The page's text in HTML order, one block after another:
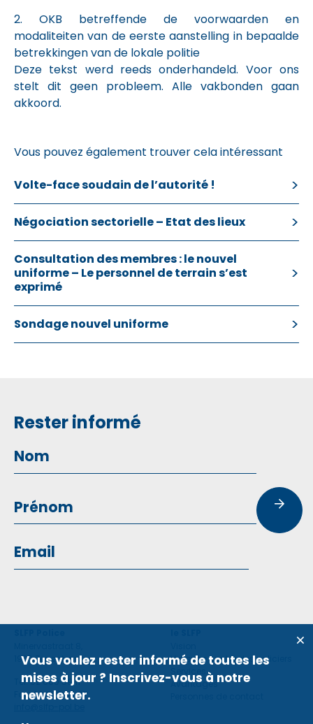
2. OKB betreffende de voorwaarden en
modaliteiten van de eerste aanstelling in bepaalde
betrekkingen van de lokale politie
Deze tekst werd reeds onderhandeld. Voor ons
stelt dit geen probleem. Alle vakbonden gaan
akkoord.
Vous pouvez également trouver cela intéressant
Volte-face soudain de l’autorité !
Négociation sectorielle – Etat des lieux
Consultation des membres : le nouvel
uniforme – Le personnel de terrain s’est
exprimé
Sondage nouvel uniforme
Rester informé
1930 Zaventem
Tel: 02 660 59 11
Fax: 02 660 50 97
Violence contre des policiers
Avantages
Vous voulez rester informé de toutes les
mises à jour ? Inscrivez-vous à notre
newsletter.